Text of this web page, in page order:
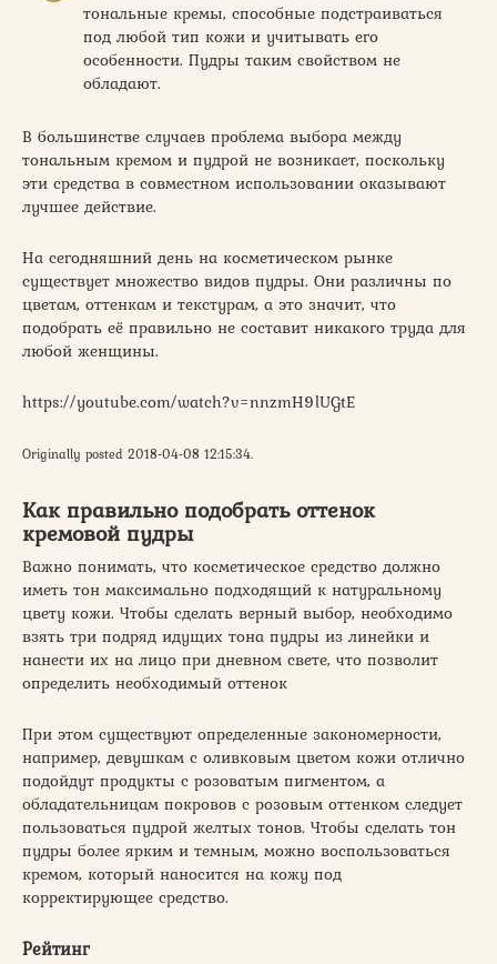
тональные кремы, способные подстраиваться
под любой тип кожи и учитывать его
особенности. Пудры таким свойством не
обладают.
В большинстве случаев проблема выбора между
тональным кремом и пудрой не возникает, поскольку
эти средства в совместном использовании оказывают
лучшее действие.
На сегодняшний день на косметическом рынке
существует множество видов пудры. Они различны по
цветам, оттенкам и текстурам, а это значит, что
подобрать её правильно не составит никакого труда для
любой женщины.
https://youtube.com/watch?v=nnzmH9lUGtE
Originally posted 2018-04-08 12:15:34.
Как правильно подобрать оттенок
кремовой пудры
Важно понимать, что косметическое средство должно
иметь тон максимально подходящий к натуральному
цвету кожи. Чтобы сделать верный выбор, необходимо
взять три подряд идущих тона пудры из линейки и
нанести их на лицо при дневном свете, что позволит
определить необходимый оттенок
При этом существуют определенные закономерности,
например, девушкам с оливковым цветом кожи отлично
подойдут продукты с розоватым пигментом, а
обладательницам покровов с розовым оттенком следует
пользоваться пудрой желтых тонов. Чтобы сделать тон
пудры более ярким и темным, можно воспользоваться
кремом, который наносится на кожу под
корректирующее средство.
Рейтинг